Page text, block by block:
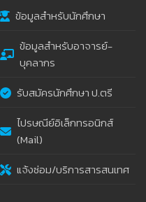
ข้อมูลสำหรับนักศึกษา
ข้อมูลสำหรับอาจารย์-
บุคลากร
รับสมัครนักศึกษา ป.ตรี
ไปรษณีย์อิเล็กทรอนิกส์
(Mail)
แจ้งซ่อม/บริการสารสนเทศ